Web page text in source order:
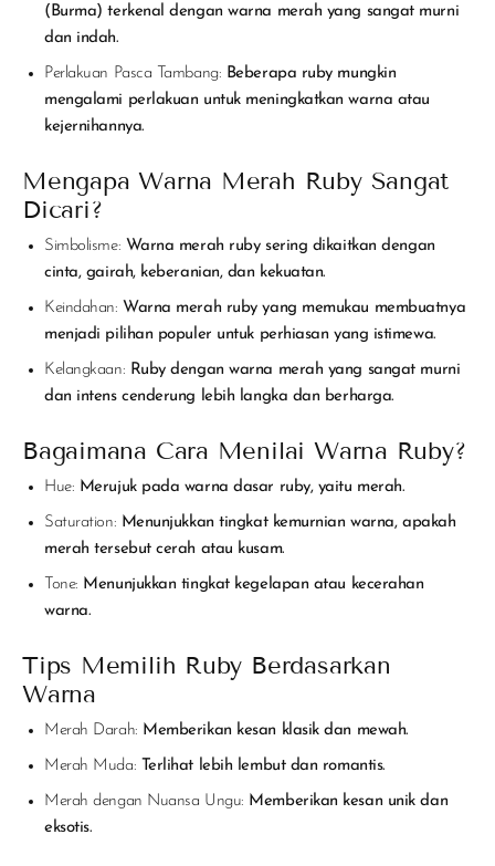
(Burma) terkenal dengan warna merah yang sangat murni
dan indah.
Perlakuan Pasca Tambang: Beberapa ruby mungkin
mengalami perlakuan untuk meningkatkan warna atau
kejernihannya.
Mengapa Warna Merah Ruby Sangat
Dicari?
Simbolisme: Warna merah ruby sering dikaitkan dengan
cinta, gairah, keberanian, dan kekuatan.
Keindahan: Warna merah ruby yang memukau membuatnya
menjadi pilihan populer untuk perhiasan yang istimewa.
Kelangkaan: Ruby dengan warna merah yang sangat murni
dan intens cenderung lebih langka dan berharga.
Bagaimana Cara Menilai Warna Ruby?
Hue: Merujuk pada warna dasar ruby, yaitu merah.
Saturation: Menunjukkan tingkat kemurnian warna, apakah
merah tersebut cerah atau kusam.
Tone: Menunjukkan tingkat kegelapan atau kecerahan
warna.
Tips Memilih Ruby Berdasarkan
Warna
Merah Darah: Memberikan kesan klasik dan mewah.
Merah Muda: Terlihat lebih lembut dan romantis.
Merah dengan Nuansa Ungu: Memberikan kesan unik dan
eksotis.